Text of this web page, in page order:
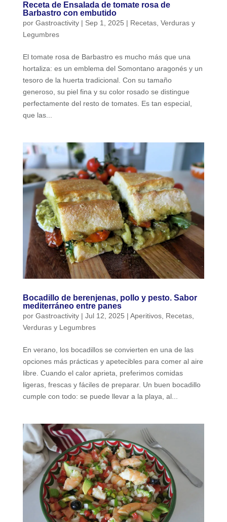
Receta de Ensalada de tomate rosa de
Barbastro con embutido
por Gastroactivity| Sep 1, 2025 | Recetas, Verduras y
Legumbres
El tomate rosa de Barbastro es mucho más que una
hortaliza: es un emblema del Somontano aragonés y un
tesoro de la huerta tradicional. Con su tamaño
generoso, su piel fina y su color rosado se distingue
perfectamente del resto de tomates. Es tan especial,
que las...
Bocadillo de berenjenas, pollo y pesto. Sabor
mediterráneo entre panes
por Gastroactivity| Jul 12, 2025 | Aperitivos, Recetas,
Verduras y Legumbres
En verano, los bocadillos se convierten en una de las
opciones más prácticas y apetecibles para comer al aire
libre. Cuando el calor aprieta, preferimos comidas
ligeras, frescas y fáciles de preparar. Un buen bocadillo
cumple con todo: se puede llevar a la playa, al...